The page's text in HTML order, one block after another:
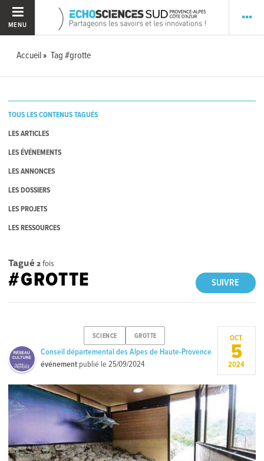
MENU
Accueil Tag #grotte
TOUS LES CONTENUS TAGUÉS
LES ARTICLES
LES ÉVÉNEMENTS
LES ANNONCES
LES DOSSIERS
LES PROJETS
LES RESSOURCES
Tagué 2fois
SUIVRE
#GROTTE
SCIENCE GROTTE
Conseil départemental des Alpes de Haute-Provence
événement publié le25/09/2024
OCT.
5
2024